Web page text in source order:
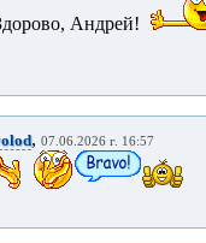
Андрей!
, 07.06.2026 г. 16:57